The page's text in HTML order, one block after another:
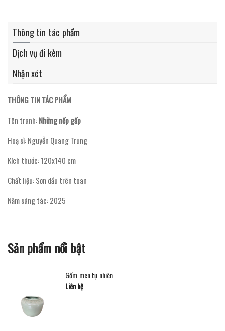
Thông tin tác phẩm
Dịch vụ đi kèm
Nhận xét
THÔNG TIN TÁC PHẨM
Tên tranh:Những nếp gấp
Hoạ sĩ: Nguyễn Quang Trung
Kích thước: 120x140 cm
Chất liệu: Sơn dầu trên toan
Năm sáng tác: 2025
Sản phẩm nổi bật
Gốm men tự nhiên
Liên hệ